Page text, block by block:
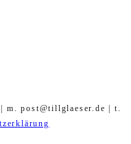
post@tillglaeser.de | t.